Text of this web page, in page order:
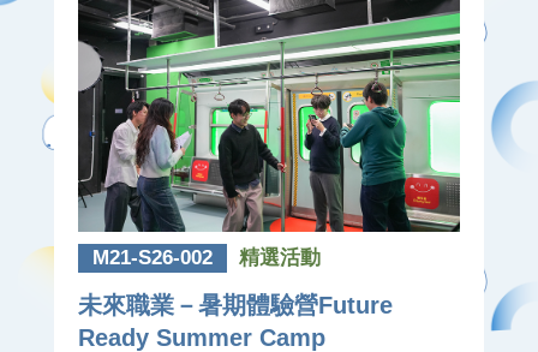
M21-S26-002 精選活動
未來職業－暑期體驗營Future
Ready Summer Camp